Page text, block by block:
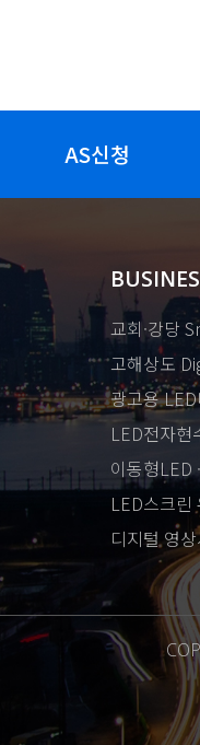
AS신청
교회·강당
고해상도
광고용
LED전자현
이동형LED
LED스크린
디지털 영